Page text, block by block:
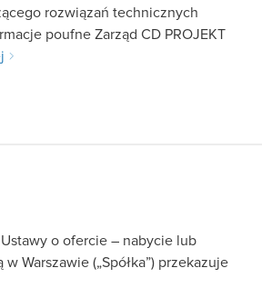
rozwiązań technicznych
poufne Zarząd CD PROJEKT
o ofercie – nabycie lub
Warszawie („Spółka”) przekazuje